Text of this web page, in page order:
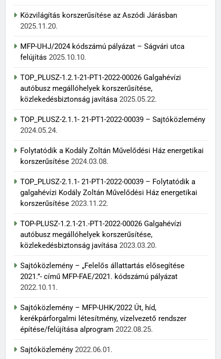
Közvilágítás korszerűsítése az Aszódi Járásban
2025.11.20.
MFP-UHJ/2024 kódszámú pályázat – Ságvári utca
felújítás 2025.10.10.
TOP_PLUSZ-1.2.1-21-PT1-2022-00026 Galgahévízi
autóbusz megállóhelyek korszerűsítése,
közlekedésbiztonság javítása 2025.05.22.
TOP_PLUSZ-2.1.1- 21-PT1-2022-00039 – Sajtóközlemény
2024.05.24.
Folytatódik a Kodály Zoltán Művelődési Ház energetikai
korszerűsítése 2024.03.08.
TOP_PLUSZ-2.1.1- 21-PT1-2022-00039 – Folytatódik a
galgahévízi Kodály Zoltán Művelődési Ház energetikai
korszerűsítése 2023.11.22.
TOP-PLUSZ-1.2.1-21.-PT1-2022-00026 Galgahévízi
autóbusz megállóhelyek korszerűsítése,
közlekedésbiztonság javítása 2023.03.20.
Sajtóközlemény – „Felelős állattartás elősegítése
2021.”- című MFP-FAE/2021. kódszámú pályázat
2022.10.11.
Sajtóközlemény – MFP-UHK/2022 Út, híd,
kerékpárforgalmi létesítmény, vízelvezető rendszer
építése/felújítása alprogram 2022.08.25.
Sajtóközlemény 2022.06.01.